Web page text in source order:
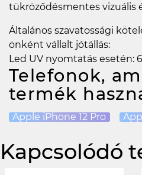
tükröződésmentes vizuális
Általános szavatossági
önként vállalt jótállás:
Led UV nyomtatás esetén:
Telefonok,
termék
Apple iPhone 12 Pro
Kapcsolódó